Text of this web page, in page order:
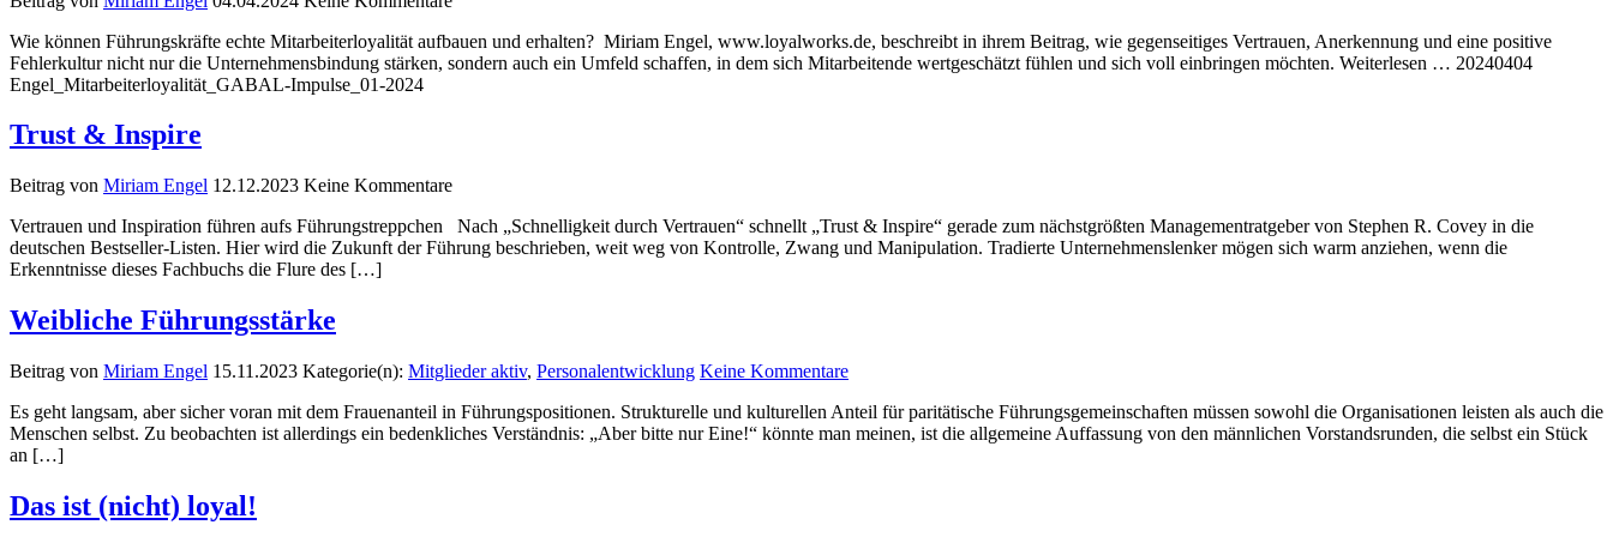
Wie können Führungskräfte echte Mitarbeiterloyalität aufbauen und erhalten? Miriam Engel, www.loyalworks.de, beschreibt in ihrem Beitrag, wie gegenseitiges Vertrauen, Anerkennung und eine positive
Fehlerkultur nicht nur die Unternehmensbindung stärken, sondern auch ein Umfeld schaffen, in dem sich Mitarbeitende wertgeschätzt fühlen und sich voll einbringen möchten. Weiterlesen … 20240404
Engel_Mitarbeiterloyalität_GABAL-Impulse_01-2024
Trust & Inspire
Beitrag von Miriam Engel 12.12.2023 Keine Kommentare
Vertrauen und Inspiration führen aufs Führungstreppchen Nach „Schnelligkeit durch Vertrauen“ schnellt „Trust & Inspire“ gerade zum nächstgrößten Managementratgeber von Stephen R. Covey in die
deutschen Bestseller-Listen. Hier wird die Zukunft der Führung beschrieben, weit weg von Kontrolle, Zwang und Manipulation. Tradierte Unternehmenslenker mögen sich warm anziehen, wenn die
Erkenntnisse dieses Fachbuchs die Flure des […]
Weibliche Führungsstärke
Beitrag von Miriam Engel 15.11.2023 Kategorie(n): Mitglieder aktiv, Personalentwicklung Keine Kommentare
Es geht langsam, aber sicher voran mit dem Frauenanteil in Führungspositionen. Strukturelle und kulturellen Anteil für paritätische Führungsgemeinschaften müssen sowohl die Organisationen leisten als auch die
Menschen selbst. Zu beobachten ist allerdings ein bedenkliches Verständnis: „Aber bitte nur Eine!“ könnte man meinen, ist die allgemeine Auffassung von den männlichen Vorstandsrunden, die selbst ein Stück
an […]
Das ist (nicht) loyal!